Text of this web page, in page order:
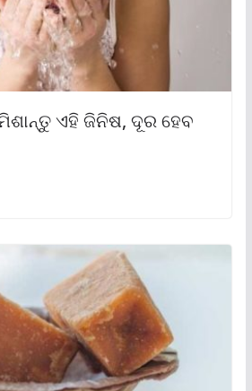
ଏହି ଜିନିଷ, ଦୂର ହେବ